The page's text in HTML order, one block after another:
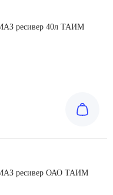
ресивер 40л ТАИМ
ресивер ОАО ТАИМ